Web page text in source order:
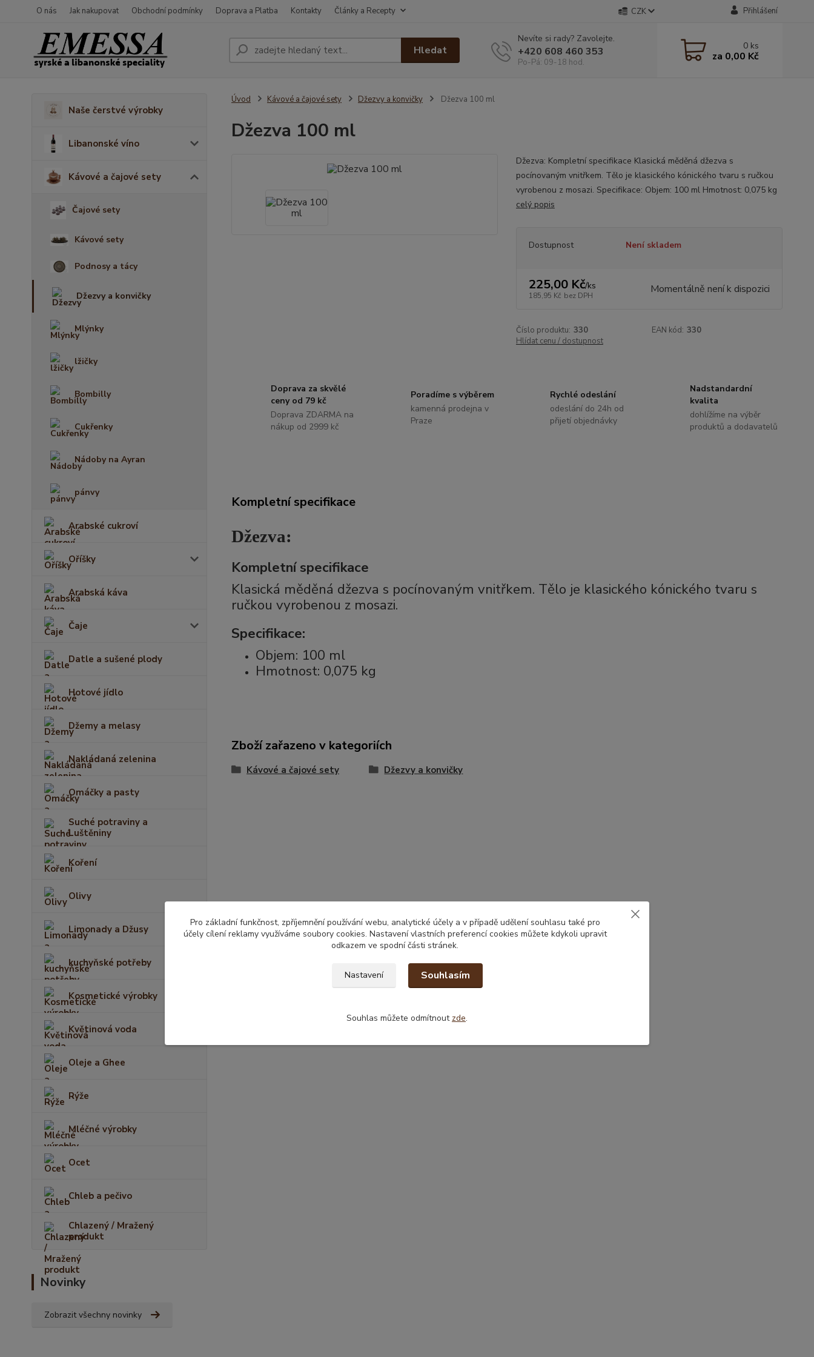
O nás Jak nakupovat Obchodní podmínky Doprava a Platba Kontakty Články a Recepty CZK Přihlášení
Hledat
Nevíte si rady? Zavolejte.
+420 608 460 353
Po-Pá: 09-18 hod.
0 ks
za 0,00 Kč
Naše čerstvé výrobky
Libanonské víno
Kávové a čajové sety
Čajové sety
Kávové sety
Podnosy a tácy
Džezvy a konvičky
Mlýnky
lžičky
Bombilly
Cukřenky
Nádoby na Ayran
pánvy
Arabské cukroví
Oříšky
Arabská káva
Čaje
Datle a sušené plody
Hotové jídlo
Džemy a melasy
Nakládaná zelenina
Omáčky a pasty
Suché potraviny a
Luštěniny
Koření
Olivy
Limonady a Džusy
kuchyňské potřeby
Kosmetické výrobky
Květinová voda
Oleje a Ghee
Rýže
Mléčné výrobky
Ocet
Chleb a pečivo
Chlazený / Mražený
produkt
Novinky
Zobrazit všechny novinky
Úvod Kávové a čajové sety Džezvy a konvičky Džezva 100 ml
Džezva 100 ml
Džezva: Kompletní specifikace Klasická měděná džezva s
pocínovaným vnitřkem. Tělo je klasického kónického tvaru s ručkou
vyrobenou z mosazi. Specifikace: Objem: 100 ml Hmotnost: 0,075 kg
celý popis
Dostupnost Není skladem
225,00 Kč/ks
185,95 Kč bez DPH Momentálně není k dispozici
Číslo produktu: 330 EAN kód: 330
Hlídat cenu / dostupnost
Doprava za skvělé
ceny od 79 kč
Doprava ZDARMA na
nákup od 2999 kč
Poradíme s výběrem
kamenná prodejna v
Praze
Rychlé odeslání
odeslání do 24h od
přijetí objednávky
Nadstandardní
kvalita
dohlížíme na výběr
produktů a dodavatelů
Kompletní specifikace
Džezva:
Kompletní specifikace
Klasická měděná džezva s pocínovaným vnitřkem. Tělo je klasického kónického tvaru s
ručkou vyrobenou z mosazi.
Specifikace:
Objem: 100 ml
Hmotnost: 0,075 kg
Zboží zařazeno v kategoriích
Kávové a čajové sety Džezvy a konvičky
Pro základní funkčnost, zpříjemnění používání webu, analytické účely a v případě udělení souhlasu také pro
účely cílení reklamy využíváme soubory cookies. Nastavení vlastních preferencí cookies můžete kdykoli upravit
odkazem ve spodní části stránek.
Nastavení Souhlasím
Souhlas můžete odmítnout zde.